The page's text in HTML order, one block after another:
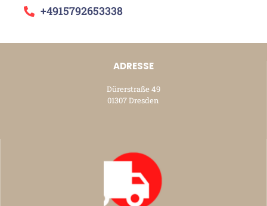
+4915792653338
ADRESSE
Dürerstraße 49
01307 Dresden